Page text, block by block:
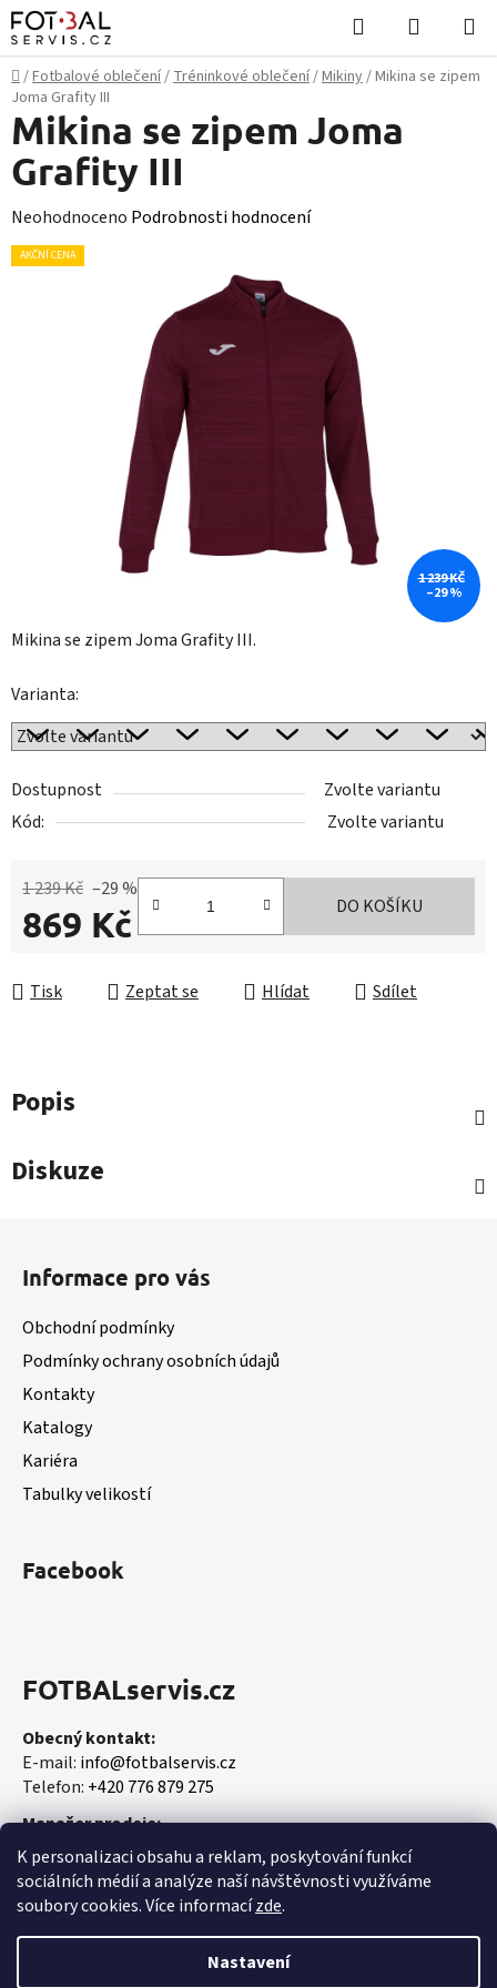
K personalizaci obsahu a reklam, poskytování funkcí
sociálních médií a analýze naší návštěvnosti využíváme
soubory cookies. Více informacízde.
Nastavení
Přejít
na
obsah
Hledat
KOŠÍK
Domů
/Fotbalové oblečení/Tréninkové oblečení/Mikiny/Mikina se zipem
Joma Grafity III
Mikina se zipem Joma Grafity III.
Varianta:
Dostupnost
Zvolte variantu
Kód:
Zvolte variantu
1 239 Kč –29 %
869 Kč DO KOŠÍKU
Tisk Zeptat se Hlídat Sdílet
Mikina se zipem Joma
Grafity III
Průměrné
hodnocení
Neohodnoceno Podrobnosti hodnocení
AKČNÍ CENA
1 239 KČ
–29 %
Popis
Diskuze
Informace pro vás
Obchodní podmínky
Podmínky ochrany osobních údajů
Kontakty
Katalogy
Kariéra
Tabulky velikostí
Facebook
FOTBALservis.cz
Obecný kontakt:
E-mail: info@fotbalservis.cz
Telefon: +420 776 879 275
Manažer prodeje:
Martin Vališ
Mobil:+420 606 657 244